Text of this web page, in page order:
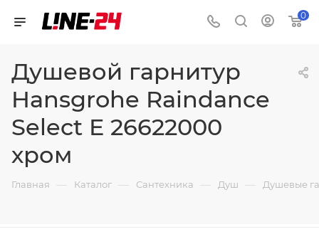
0
Душевой гарнитур
Hansgrohe Raindance
Select E 26622000
хром
Главная — Каталог — Сантехника — Душ — Душевые